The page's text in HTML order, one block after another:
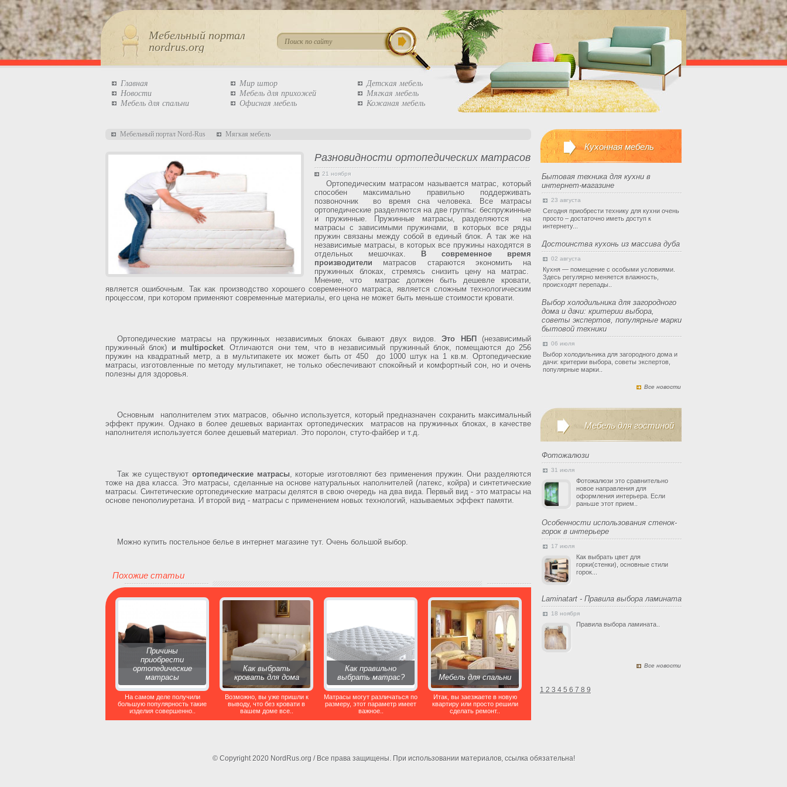
Мебельный портал
nordrus.org
Главная
Новости
Мебель для спальни
Мир штор
Мебель для прихожей
Офисная мебель
Детская мебель
Мягкая мебель
Кожаная мебель
Мебельный портал Nord-Rus Мягкая мебель
Разновидности ортопедических матрасов
21 ноября
Ортопедическим матрасом называется матрас, который
способен максимально правильно поддерживать
позвоночник во время сна человека. Все матрасы
ортопедические разделяются на две группы: беспружинные
и пружинные. Пружинные матрасы, разделяются на
матрасы с зависимыми пружинами, в которых все ряды
пружин связаны между собой в единый блок. А так же на
независимые матрасы, в которых все пружины находятся в
отдельных мешочках.
В современное время
производители матрасов стараются экономить на
пружинных блоках, стремясь снизить цену на матрас.
Мнение, что матрас должен быть дешевле кровати,
является ошибочным. Так как производство хорошего современного матраса, является сложным технологическим
процессом, при котором применяют современные материалы, его цена не может быть меньше стоимости кровати.
Ортопедические матрасы на пружинных независимых блоках бывают двух видов.Это НБП
(независимый
пружинный блок) и multipocket. Отличаются они тем, что в независимый пружинный блок, помещаются до 256
пружин на квадратный метр, а в мультипакете их может быть от 450 до 1000 штук на 1 кв.м. Ортопедические
матрасы, изготовленные по методу мультипакет, не только обеспечивают спокойный и комфортный сон, но и очень
полезны для здоровья.
Основным наполнителем этих матрасов, обычно используется, который предназначен сохранить максимальный
эффект пружин. Однако в более дешевых вариантах ортопедических матрасов на пружинных блоках, в качестве
наполнителя используется более дешевый материал. Это поролон, стуто-файбер и т.д.
Так же существуют ортопедические матрасы, которые изготовляют без применения пружин. Они разделяются
тоже на два класса. Это матрасы, сделанные на основе натуральных наполнителей (латекс, койра) и синтетические
матрасы. Синтетические ортопедические матрасы делятся в свою очередь на два вида. Первый вид - это матрасы на
основе пенополиуретана. И второй вид - матрасы с применением новых технологий, называемых эффект памяти.
Можно купить постельное белье в интернет магазине тут. Очень большой выбор.
Похожие статьи
Причины
приобрести
ортопедические
матрасы
На самом деле получили
большую популярность такие
изделия совершенно..
Как выбрать
кровать для дома
Возможно, вы уже пришли к
выводу, что без кровати в
вашем доме все..
Как правильно
выбрать матрас?
Матрасы могут различаться по
размеру, этот параметр имеет
важное..
Мебель для спальни
Итак, вы заезжаете в новую
квартиру или просто решили
сделать ремонт..
Кухонная мебель
Бытовая техника для кухни в
интернет-магазине
23 августа
Сегодня приобрести технику для кухни очень
просто – достаточно иметь доступ к
интернету...
Достоинства кухонь из массива дуба
02 августа
Кухня — помещение с особыми условиями.
Здесь регулярно меняется влажность,
происходят перепады..
Выбор холодильника для загородного
дома и дачи: критерии выбора,
советы экспертов, популярные марки
бытовой техники
06 июля
Выбор холодильника для загородного дома и
дачи: критерии выбора, советы экспертов,
популярные марки..
Все новости
Мебель для гостиной
Фотожалюзи
31 июля
Фотожалюзи это сравнительно
новое направления для
оформления интерьера. Если
раньше этот прием..
Особенности использования стенок-
горок в интерьере
17 июля
Как выбрать цвет для
горки(стенки), основные стили
горок...
Laminatart - Правила выбора ламината
18 ноября
Правила выбора ламината..
Все новости
1 2 3 4 5 6 7 8 9
© Copyright 2020 NordRus.org / Все права защищены. При использовании материалов, ссылка обязательна!